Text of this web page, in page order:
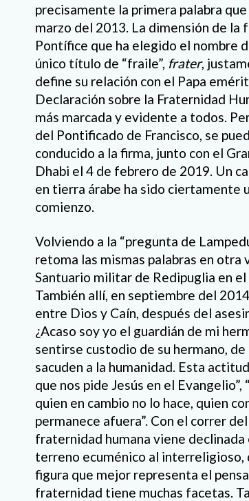
precisamente la primera palabra
marzo del 2013. La dimensión de
Pontífice que ha elegido el nombre
único título de “fraile”, frater,
define su relación con el Papa
Declaración sobre la Fraternidad
más marcada y evidente a todos.
del Pontificado de Francisco, se
conducido a la firma, junto con el
Dhabi el 4 de febrero de 2019. Un
en tierra árabe ha sido ciertamente
comienzo.
Volviendo a la “pregunta de
retoma las mismas palabras en
Santuario militar de Redipuglia en
También allí, en septiembre del
entre Dios y Caín, después del
¿Acaso soy yo el guardián de mi
sentirse custodio de su hermano,
sacuden a la humanidad. Esta
que nos pide Jesús en el
quien en cambio no lo hace, quien
permanece afuera”. Con el correr
fraternidad humana viene
terreno ecuménico al interreligioso,
figura que mejor representa el
fraternidad tiene muchas facetas.